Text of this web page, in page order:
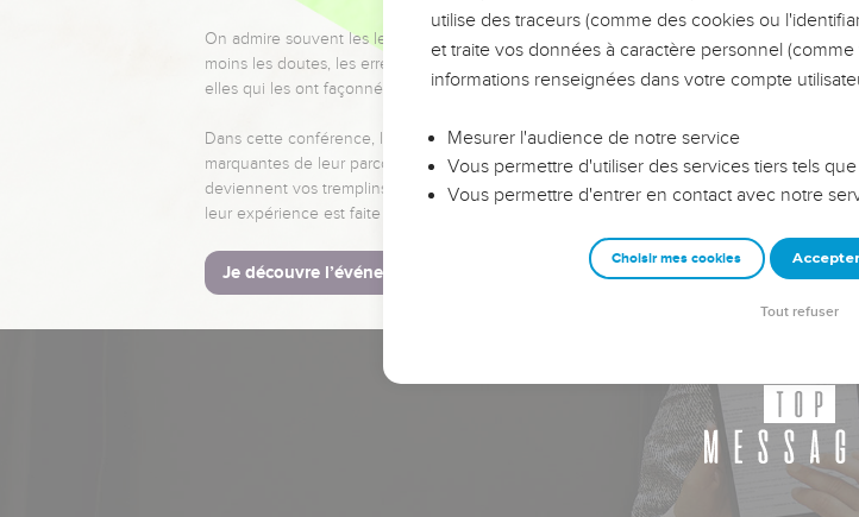
On admire souvent les leaders pour leurs réussites, leur impact, leur foi ou leur vision. Mais
moins les doutes, les erreurs et les saisons difficiles qu'ils ont traversés, alors même que ce
elles qui les ont façonnés.
Dans cette conférence, leaders, entrepreneurs, et responsables reviennent sur les erreurs
marquantes de leur parcours et les clés pour avancer avec plus de sagesse afin que leurs
deviennent vos tremplins. Que vous guidiez un ministère, une équipe, un groupe ou une
leur expérience est faite pour vous.
Je découvre l’événement
utilise des traceurs (comme des cookies ou
et traite vos données à caractère personnel
informations renseignées dans votre compte
Mesurer l'audience de notre service
Vous permettre d'utiliser des services tiers tels
Vous permettre d'entrer en contact avec notre
Choisir mes cookies
Tout refuser